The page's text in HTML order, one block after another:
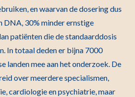
en waarvan de dosering dus
DNA, 30% minder ernstige
patiënten die de standaarddosis
In totaal deden er bijna 7000
landen mee aan het onderzoek. De
over meerdere specialismen,
cardiologie en psychiatrie, maar